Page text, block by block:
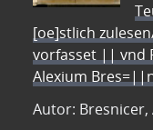
[oe]stlich
vorfasset || vnd
Alexium
Autor: Bresnicer,